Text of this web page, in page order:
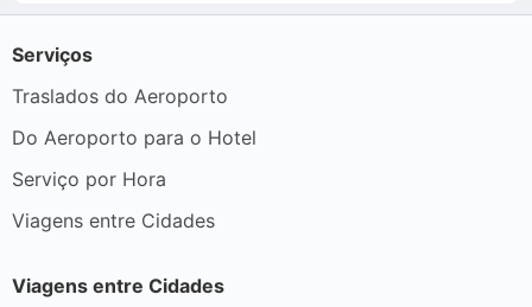
Serviços
Traslados do Aeroporto
Do Aeroporto para o Hotel
Serviço por Hora
Viagens entre Cidades
Viagens entre Cidades